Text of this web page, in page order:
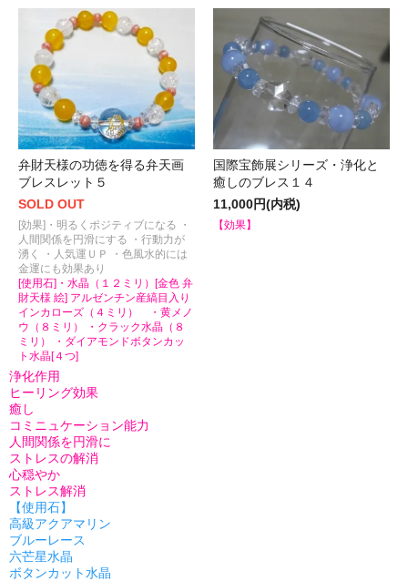
弁財天様の功徳を得る弁天画
ブレスレット５
SOLD OUT
[効果]・明るくポジティブになる ・
人間関係を円滑にする ・行動力が
湧く ・人気運ＵＰ ・色風水的には
金運にも効果あり
[使用石]・水晶（１２ミリ）[金色 弁
財天様 絵] アルゼンチン産縞目入り
インカローズ（４ミリ） ・黄メノ
ウ（８ミリ） ・クラック水晶（８
ミリ） ・ダイアモンドボタンカッ
ト水晶[４つ]
国際宝飾展シリーズ・浄化と
癒しのブレス１４
11,000円(内税)
【効果】
浄化作用
ヒーリング効果
癒し
コミニュケーション能力
人間関係を円滑に
ストレスの解消
心穏やか
ストレス解消
【使用石】
高級アクアマリン
ブルーレース
六芒星水晶
ボタンカット水晶